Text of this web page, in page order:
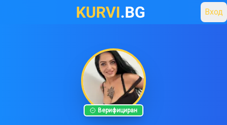
Вход
Верифициран